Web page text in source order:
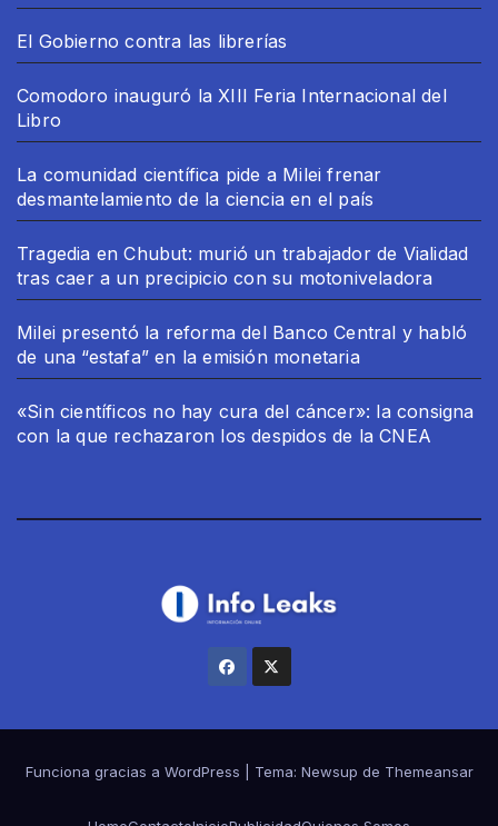
El Gobierno contra las librerías
Comodoro inauguró la XIII Feria Internacional del
Libro
La comunidad científica pide a Milei frenar
desmantelamiento de la ciencia en el país
Tragedia en Chubut: murió un trabajador de Vialidad
tras caer a un precipicio con su motoniveladora
Milei presentó la reforma del Banco Central y habló
de una “estafa” en la emisión monetaria
«Sin científicos no hay cura del cáncer»: la consigna
con la que rechazaron los despidos de la CNEA
Funciona gracias a WordPress Tema: Newsup de Themeansar